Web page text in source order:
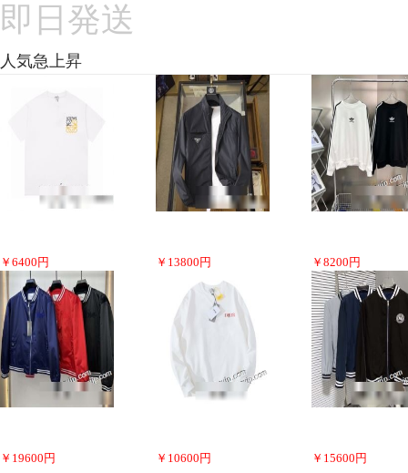
即日発送
人気急上昇
￥ 6400 円 ￥ 13800 円 ￥ 8200 円
￥ 19600 円 ￥ 10600 円 ￥ 15600 円